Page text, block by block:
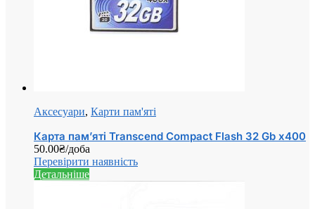
Аксесуари, Карти пам'яті
Карта пам’яті Transcend Compact Flash 32 Gb x400
50.00₴/доба
Перевірити наявність
Детальніше